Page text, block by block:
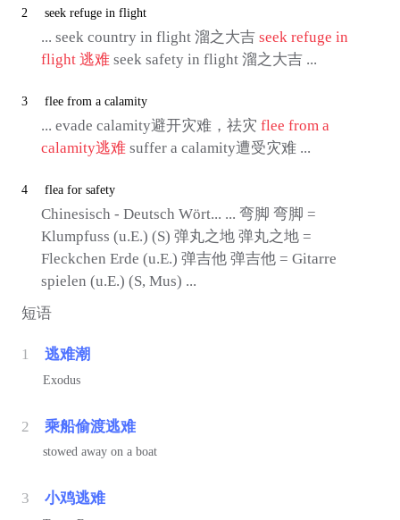
2 seek refuge in flight
... seek country in flight 溜之大吉 seek refuge in
flight 逃难seek safety in flight 溜之大吉 ...
3 flee from a calamity
... evade calamity避开灾难，祛灾 flee from a
calamity逃难suffer a calamity遭受灾难 ...
4 flea for safety
Chinesisch - Deutsch Wört... ... 弯脚 弯脚 =
Klumpfuss (u.E.) (S) 弹丸之地 弹丸之地 =
Fleckchen Erde (u.E.) 弹吉他 弹吉他 = Gitarre
spielen (u.E.) (S, Mus) ...
短语
1 逃难潮
Exodus
2 乘船偷渡逃难
stowed away on a boat
3 小鸡逃难